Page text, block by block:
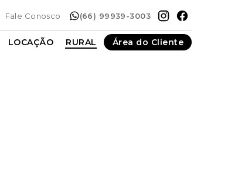
Fale Conosco (66) 99939-3003
LOCAÇÃO RURAL Área do Cliente